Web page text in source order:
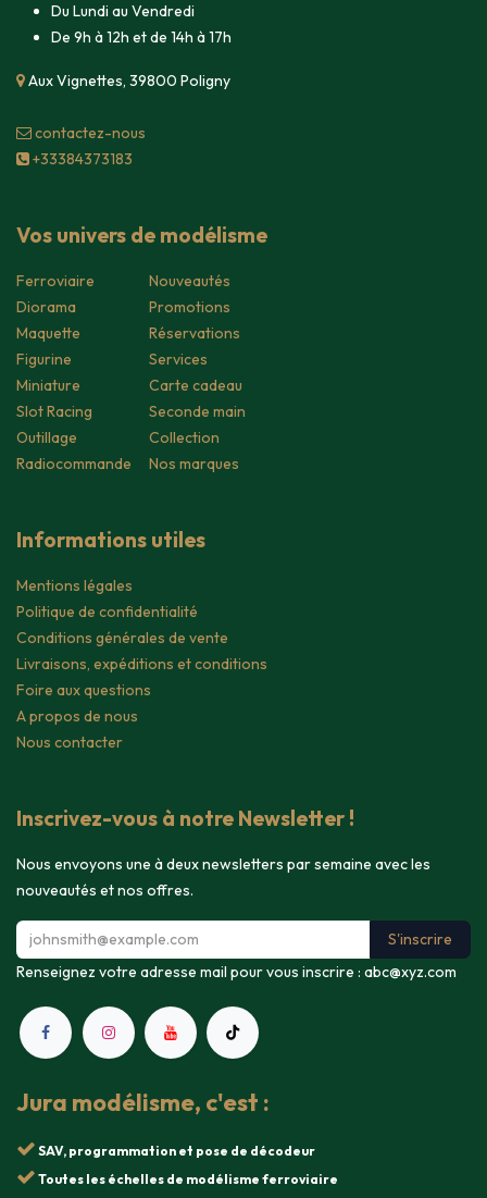
Du Lundi au Vendredi
De 9h à 12h et de 14h à 17h
Aux Vignettes, 39800 Poligny
contacte​z-nous
+33384373183
Vos univers de modélisme
Ferroviaire
Diorama
Maquette
Figurine
Miniature
Slot Racing
Outillage
Radiocommande
Nouveautés
Promotions
Réservations
Services
Carte cadeau
Seconde main
Collection
Nos marques
Informations utiles
Mentions légales
Politique de confidentialité
Conditions générales de vente
Livraisons, expéditions et conditions
Foire aux questions
A propos de nous
Nous contacter
Inscrivez-vous à notre Newsletter !
Nous envoyons une à deux newsletters par semaine avec les
nouveautés et nos offres.
S'inscrire
Renseignez votre adresse mail pour vous inscrire : abc@xyz.com
Jura modélisme, c'est :
SAV, programmation et pose de décodeur
Toutes les échelles de modélisme ferroviaire